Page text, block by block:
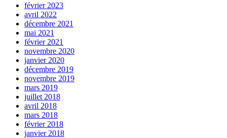
février 2023
avril 2022
décembre 2021
mai 2021
février 2021
novembre 2020
janvier 2020
décembre 2019
novembre 2019
mars 2019
juillet 2018
avril 2018
mars 2018
février 2018
janvier 2018